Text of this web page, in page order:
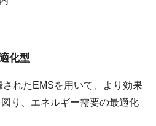
化型
されたEMSを用いて、より効果
り、エネルギー需要の最適化